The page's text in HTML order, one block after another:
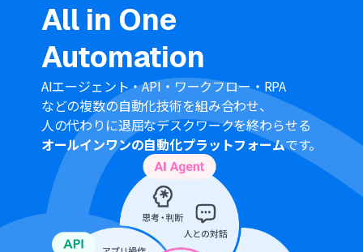
Typeformで回答内容を取得する方法は
ください。
分岐はミニプラン以上でご利用いただける機能、
Zendeskはチームプラン・サクセスプランでのみご利用
いただけるアプリとなっております。フリープランの場合
は設定しているフローボットのオペレーションはエラー
となりますので、ご注意ください。
有料プランは、2週間の無料トライアルを行うことが可能
です。無料トライアル中には制限対象のアプリや機能（オ
ペレーション）を使用することができます。
All in One
Automation
AIエージェント・API・ワークフロー・RPA
などの複数の自動化技術を組み合わせ、
人の代わりに退屈なデスクワークを終わらせる
オールインワンの自動化プラットフォームです。